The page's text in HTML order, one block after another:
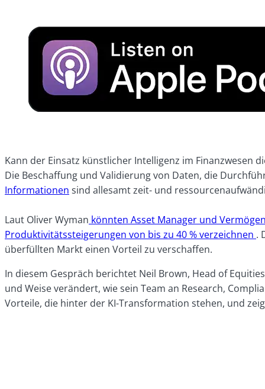
Kann der Einsatz künstlicher Intelligenz im Finanzwesen
Die Beschaffung und Validierung von Daten, die
Informationen sind allesamt zeit- und
Laut Oliver Wyman könnten Asset Manager und
Produktivitätssteigerungen von bis zu 40 % verzeichnen .
überfüllten Markt einen Vorteil zu verschaffen.
In diesem Gespräch berichtet Neil Brown, Head of
und Weise verändert, wie sein Team an Research,
Vorteile, die hinter der KI-Transformation stehen, und